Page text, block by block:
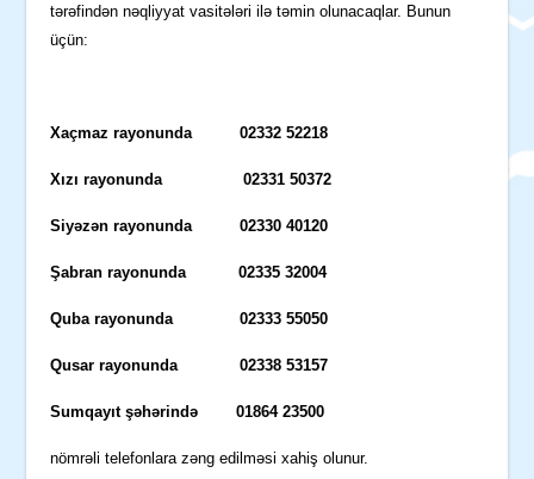
tərəfindən nəqliyyat vasitələri ilə təmin olunacaqlar. Bunun
üçün:
Xaçmaz rayonunda 02332 52218
Xızı rayonunda 02331 50372
Siyəzən rayonunda 02330 40120
Şabran rayonunda 02335 32004
Quba rayonunda 02333 55050
Qusar rayonunda 02338 53157
Sumqayıt şəhərində 01864 23500
nömrəli telefonlara zəng edilməsi xahiş olunur.